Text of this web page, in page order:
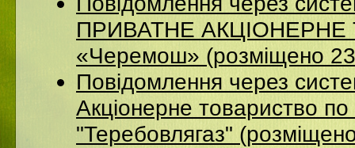
ПРИВАТНЕ АКЦІОНЕРНЕ
«Черемош» (розміщено
Повідомлення через
Акціонерне товариство по
"Теребовлягаз"